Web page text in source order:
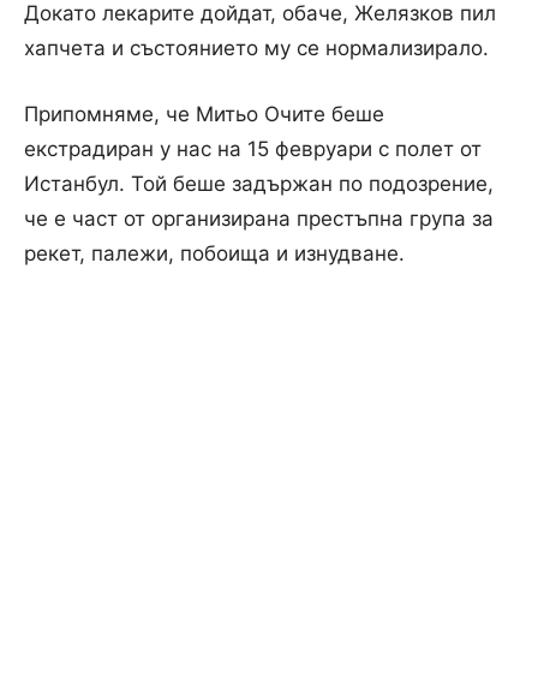
Докато лекарите дойдат, обаче, Желязков пил
хапчета и състоянието му се нормализирало.
Припомняме, че Митьо Очите беше
екстрадиран у нас на 15 февруари с полет от
Истанбул. Той беше задържан по подозрение,
че е част от организирана престъпна група за
рекет, палежи, побоища и изнудване.